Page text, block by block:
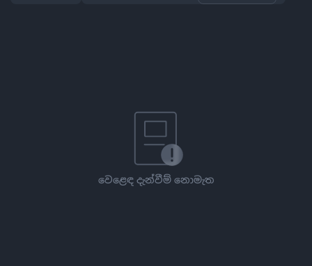
වෙළෙඳ දැන්වීම් නොමැත